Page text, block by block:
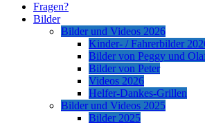
Fragen?
Bilder
Bilder und Videos 2026
Kinder- / Fahrerbilder
Bilder von Peggy und
Bilder von Peter
Videos 2026
Helfer-Dankes-Grillen
Bilder und Videos 2025
Bilder 2025